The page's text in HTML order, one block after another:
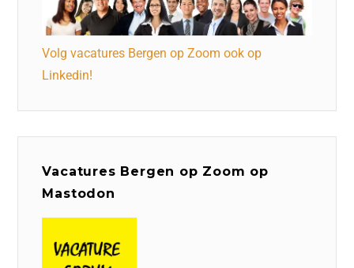
Volg vacatures Bergen op Zoom ook op
Linkedin!
Vacatures Bergen op Zoom op
Mastodon